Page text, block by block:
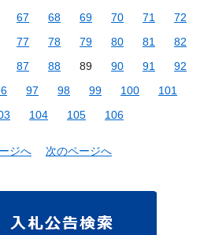
67 68 69 70 71
72
77 78 79 80 81
82
87 88 89 90 91
92
97 98 99 100
101
104 105 106
ジへ 次のページへ